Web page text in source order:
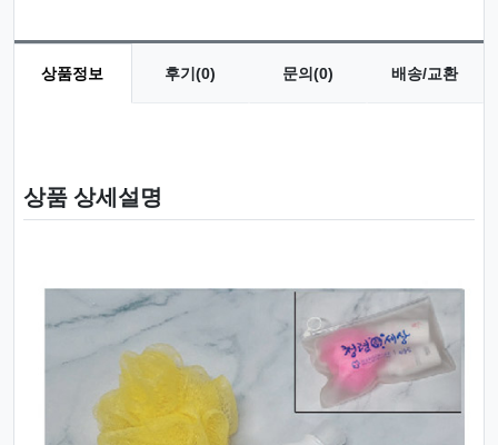
상품정보 후기(0) 문의(0) 배송/교환
상품 상세설명